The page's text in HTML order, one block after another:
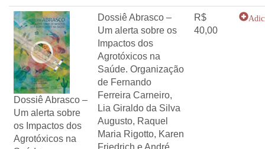
Dossiê Abrasco –
Um alerta sobre
os Impactos dos
Agrotóxicos na
Dossiê Abrasco –
Um alerta sobre os
Impactos dos
Agrotóxicos na
Saúde. Organização
de Fernando
Ferreira Carneiro,
Lia Giraldo da Silva
Augusto, Raquel
Maria Rigotto, Karen
Friedrich e André
R$
40,00